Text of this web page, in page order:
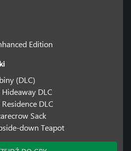
Edition
(DLC)
DLC
DLC
Sack
down Teapot